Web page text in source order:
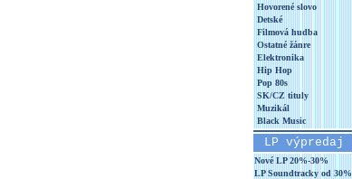
Hovorené slovo
Detské
Filmová hudba
Ostatné žánre
Elektronika
Hip Hop
Pop 80s
SK/CZ tituly
Muzikál
Black Music
LP výpredaj
Nové LP 20%-30%
LP Soundtracky od 30%